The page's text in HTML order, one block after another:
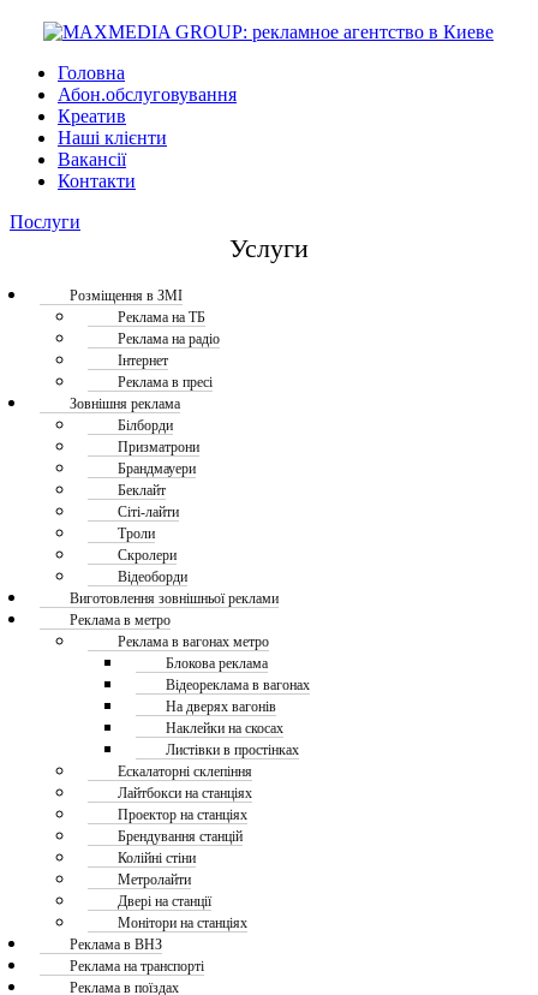
Головна
Абон.обслуговування
Креатив
Наші клієнти
Вакансії
Контакти
Послуги
Услуги
Розміщення в ЗМІ
Реклама на ТБ
Реклама на радіо
Інтернет
Реклама в пресі
Зовнішня реклама
Білборди
Призматрони
Брандмауери
Беклайт
Сіті-лайти
Троли
Скролери
Відеоборди
Виготовлення зовнішньої реклами
Реклама в метро
Реклама в вагонах метро
Блокова реклама
Відеореклама в вагонах
На дверях вагонів
Наклейки на скосах
Листівки в простінках
Ескалаторні склепіння
Лайтбокси на станціях
Проектор на станціях
Брендування станцій
Колійні стіни
Метролайти
Двері на станції
Монітори на станціях
Реклама в ВНЗ
Реклама на транспорті
Реклама в поїздах